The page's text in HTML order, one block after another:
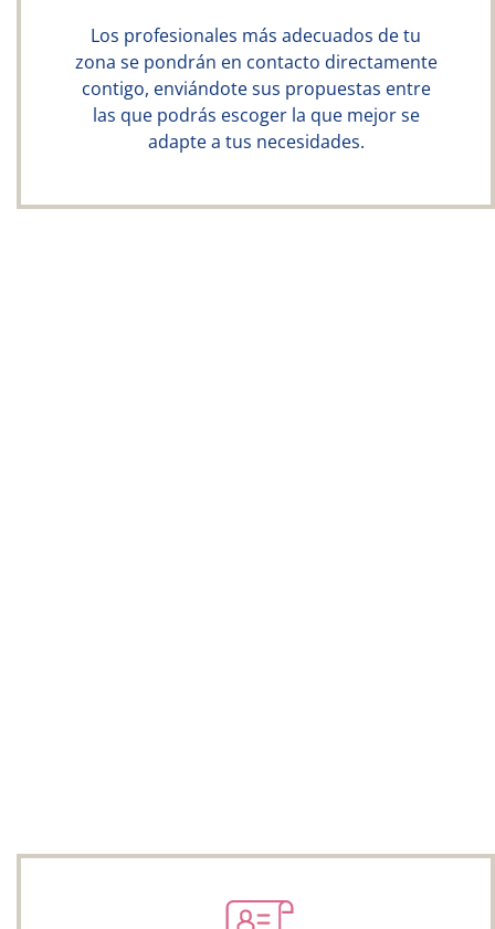
Los profesionales más adecuados de tu
zona se pondrán en contacto directamente
contigo, enviándote sus propuestas entre
las que podrás escoger la que mejor se
adapte a tus necesidades.